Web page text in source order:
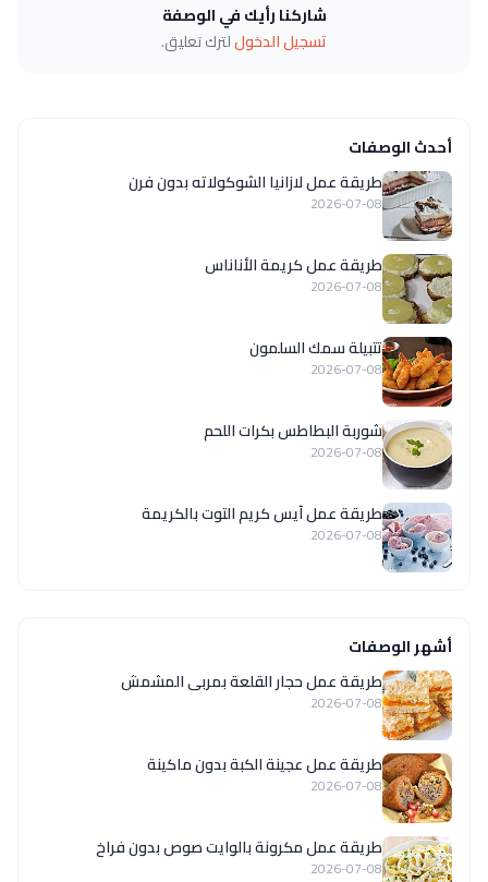
شاركنا رأيك في الوصفة
تسجيل الدخوللترك تعليق.
أحدث الوصفات
طريقة عمل لازانيا الشوكولاته بدون فرن
2026-07-08
طريقة عمل كريمة الأناناس
2026-07-08
تتبيلة سمك السلمون
2026-07-08
شوربة البطاطس بكرات اللحم
2026-07-08
طريقة عمل آيس كريم التوت بالكريمة
2026-07-08
أشهر الوصفات
طريقة عمل حجار القلعة بمربى المشمش
2026-07-08
طريقة عمل عجينة الكبة بدون ماكينة
2026-07-08
طريقة عمل مكرونة بالوايت صوص بدون فراخ
2026-07-08